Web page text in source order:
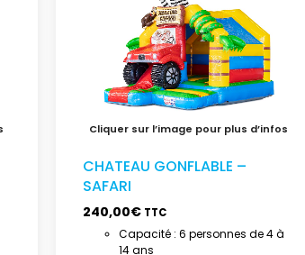
CHATEAU GONFLABLE –
SAFARI
240,00€ TTC
Capacité : 6 personnes de 4 à
14 ans